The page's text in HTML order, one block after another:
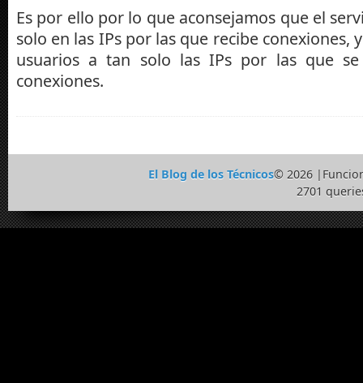
Es por ello por lo que aconsejamos que el
solo en las IPs por las que recibe conexiones,
usuarios a tan solo las IPs por las que
conexiones.
El Blog de los Técnicos© 2026
2701